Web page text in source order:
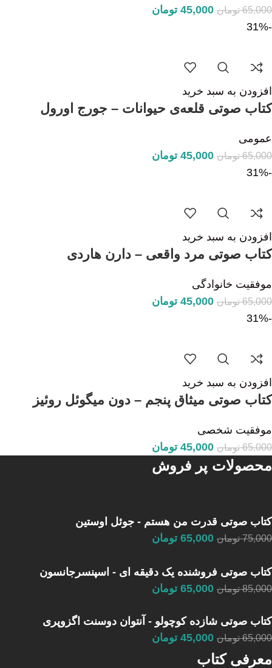
65,000 تومان 45,000 تومان
-31%
افزودن به سبد خرید
کتاب صوتی قلعه‌ی حیوانات – جورج اورول
عمومی
65,000 تومان 45,000 تومان
-31%
افزودن به سبد خرید
کتاب صوتی مرد واقعی – دارن هاردی
موفقیت خانوادگی
65,000 تومان 45,000 تومان
-31%
افزودن به سبد خرید
کتاب صوتی میثاق پنجم – دون میگوئل روئیز
موفقیت شخصی
65,000 تومان 45,000 تومان
محصولات پر فروش
کتاب صوتی قدرت من هستم - جوئل اوستین
75,000 تومان 65,000 تومان
کتاب صوتی فروشنده یک دقیقه ای - اسپنسرجانسون
85,000 تومان 65,000 تومان
کتاب صوتی شازده کوچولو - آنتوان دوسنت اگزوپری
65,000 تومان 45,000 تومان
معرفی کتاب